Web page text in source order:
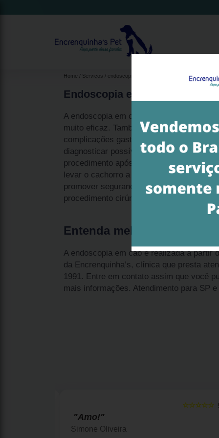
Home Serviços endoscopia para cachorros endoscopia em
Endoscopia em Cão
A endoscopia em cão é um procedimento
muito eficaz. Também realizado em
complicações gastrointestinais, a
diagnosticar possíveis doenças
procedimento após ser sedado com
levar o cachorro a uma clínica
promover segurança e confiabilidade do
procedimento cirúrgico.
Entenda melhor a
A endoscopia em cão é realizada a partir
da Encrenquinha’s, clínica que presta
1991. Entre em contato assim que você
mais informações. Atendimento para SP
☆☆☆☆☆
"Amo!"
Simone Oliveira